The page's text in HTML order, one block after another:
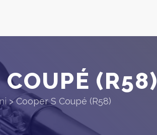
(R58)
> Cooper S Coupé (R58)